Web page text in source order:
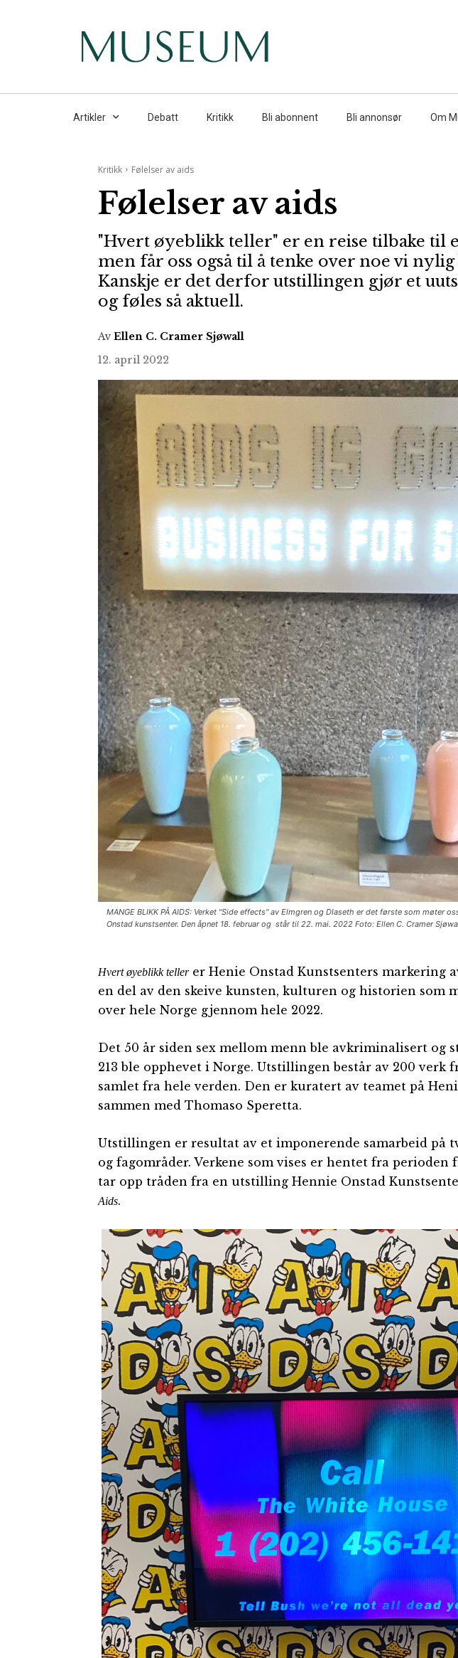
Artikler Debatt Kritikk Bli abonnent Bli annonsør Om
Kritikk Følelser av aids
Følelser av aids
"Hvert øyeblikk teller" er en reise tilbake til
men får oss også til å tenke over noe vi
Kanskje er det derfor utstillingen gjør et
og føles så aktuell.
Av Ellen C. Cramer Sjøwall
12. april 2022
MANGE BLIKK PÅ AIDS: Verket "Side effects" av Elmgren og Dlaseth er det første som møter
Onstad kunstsenter. Den åpnet 18. februar og står til 22. mai. 2022 Foto: Ellen C. Cramer
Hvert øyeblikk tellerer Henie Onstad Kunstsenters markering
en del av den skeive kunsten, kulturen og historien som
over hele Norge gjennom hele 2022.
Det 50 år siden sex mellom menn ble avkriminalisert og
213 ble opphevet i Norge. Utstillingen består av 200 verk
samlet fra hele verden. Den er kuratert av teamet på
sammen med Thomaso Speretta.
Utstillingen er resultat av et imponerende samarbeid på
og fagområder. Verkene som vises er hentet fra perioden
tar opp tråden fra en utstilling Hennie Onstad
Aids.